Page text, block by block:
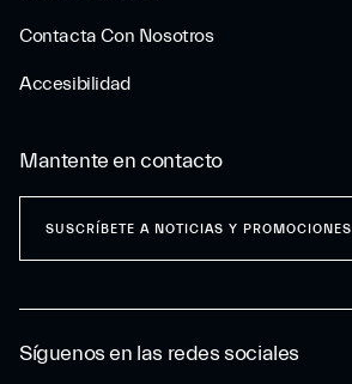
Contacta Con Nosotros
Accesibilidad
Síguenos en las redes sociales
Mantente en contacto
SUSCRÍBETE A NOTICIAS Y PROMOCIONES